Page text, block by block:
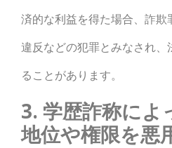
済的な利益を得た場合、詐欺
違反などの犯罪とみなされ、
ることがあります。
3. 学歴詐称によ
地位や権限を悪